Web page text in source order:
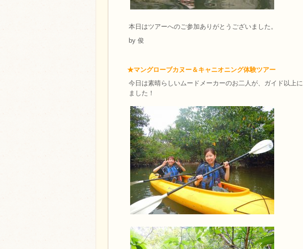
本日はツアーへのご参加ありがとうございました。
by 俊
★マングローブカヌー＆キャニオニング体験ツアー
今日は素晴らしいムードメーカーのお二人が、ガイド以上
ました！